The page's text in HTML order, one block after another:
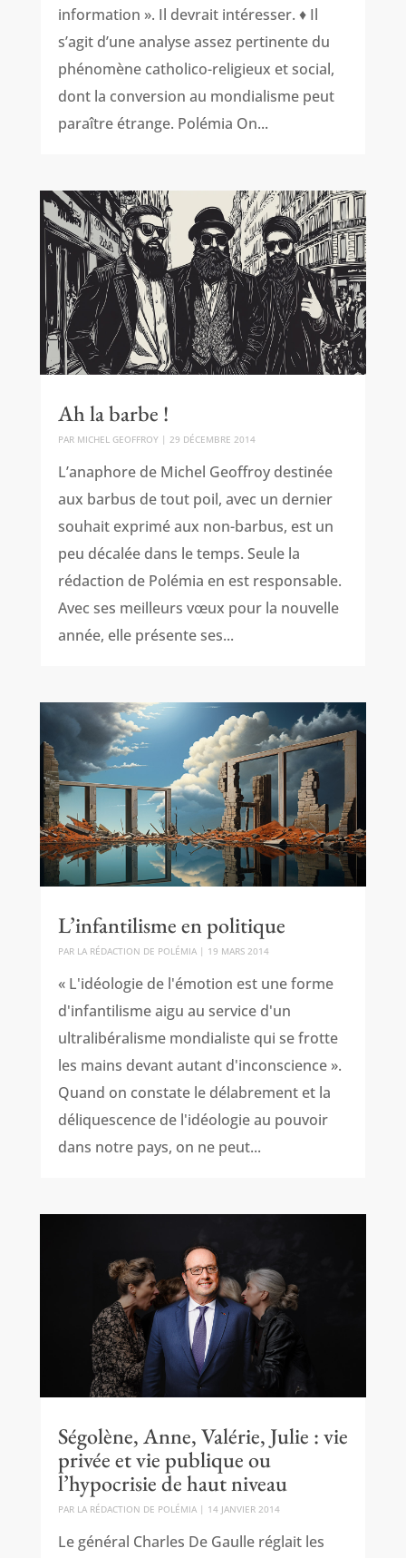
information ». Il devrait intéresser. ♦ Il
s’agit d’une analyse assez pertinente du
phénomène catholico-religieux et social,
dont la conversion au mondialisme peut
paraître étrange. Polémia On...
Ah la barbe !
PAR MICHEL GEOFFROY| 29 DÉCEMBRE 2014
L’anaphore de Michel Geoffroy destinée
aux barbus de tout poil, avec un dernier
souhait exprimé aux non-barbus, est un
peu décalée dans le temps. Seule la
rédaction de Polémia en est responsable.
Avec ses meilleurs vœux pour la nouvelle
année, elle présente ses...
L’infantilisme en politique
PAR LA RÉDACTION DE POLÉMIA| 19 MARS 2014
« L'idéologie de l'émotion est une forme
d'infantilisme aigu au service d'un
ultralibéralisme mondialiste qui se frotte
les mains devant autant d'inconscience ».
Quand on constate le délabrement et la
déliquescence de l'idéologie au pouvoir
dans notre pays, on ne peut...
Ségolène, Anne, Valérie, Julie : vie
privée et vie publique ou
l’hypocrisie de haut niveau
PAR LA RÉDACTION DE POLÉMIA| 14 JANVIER 2014
Le général Charles De Gaulle réglait les